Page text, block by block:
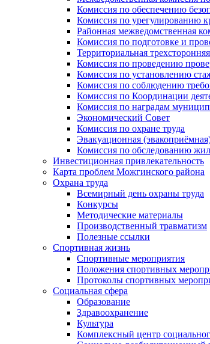
Комиссия по обеспечению
Комиссия по урегулированию
Районная межведомственная
Комиссия по подготовке и
Территориальная
Комиссия по проведению
Комиссия по установлению
Комиссия по соблюдению
Комиссия по Координации
Комиссия по наградам
Экономический Совет
Комиссия по охране труда
Эвакуационная
Комиссия по обследованию
Инвестиционная привлекательность
Карта проблем Можгинского района
Охрана труда
Всемирный день охраны труда
Конкурсы
Методические материалы
Производственный травматизм
Полезные ссылки
Спортивная жизнь
Спортивные мероприятия
Положения спортивных
Протоколы спортивных
Социальная сфера
Образование
Здравоохранение
Культура
Комплексный центр